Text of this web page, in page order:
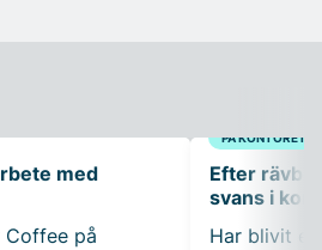
med
Coffee på
PÅ KONTORET
Efter
svans i
Har blivit